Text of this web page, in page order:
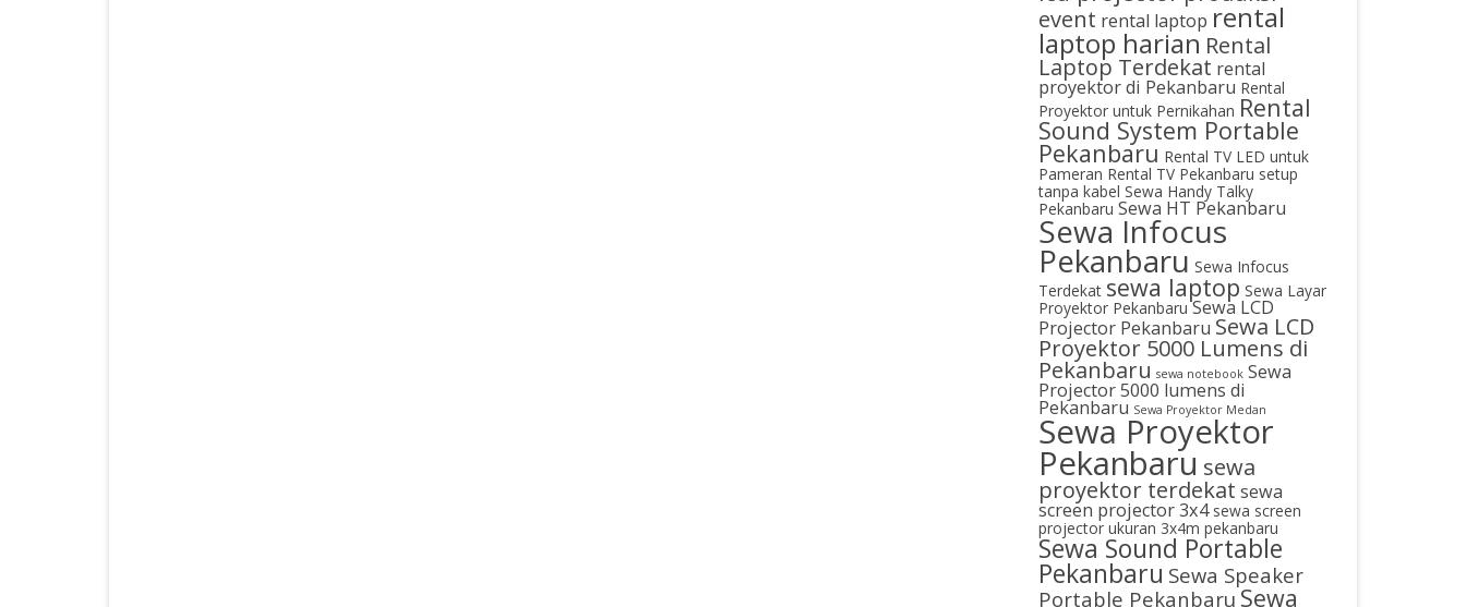
event rental laptop rental
laptop harian Rental
Laptop Terdekat rental
proyektor di Pekanbaru Rental
Proyektor untuk Pernikahan Rental
Sound System Portable
Pekanbaru Rental TV LED untuk
Pameran Rental TV Pekanbaru setup
tanpa kabel Sewa Handy Talky
Pekanbaru Sewa HT Pekanbaru
Sewa Infocus
Pekanbaru Sewa Infocus
Terdekat sewa laptop Sewa Layar
Proyektor Pekanbaru Sewa LCD
Projector Pekanbaru Sewa LCD
Proyektor 5000 Lumens di
Pekanbaru sewa notebook Sewa
Projector 5000 lumens di
Pekanbaru Sewa Proyektor Medan
Sewa Proyektor
Pekanbaru sewa
proyektor terdekat sewa
screen projector 3x4 sewa screen
projector ukuran 3x4m pekanbaru
Sewa Sound Portable
Pekanbaru Sewa Speaker
Portable Pekanbaru Sewa